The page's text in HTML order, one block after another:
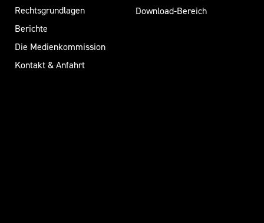
Rechtsgrundlagen
Berichte
Die Medienkommission
Kontakt & Anfahrt
Download-Bereich